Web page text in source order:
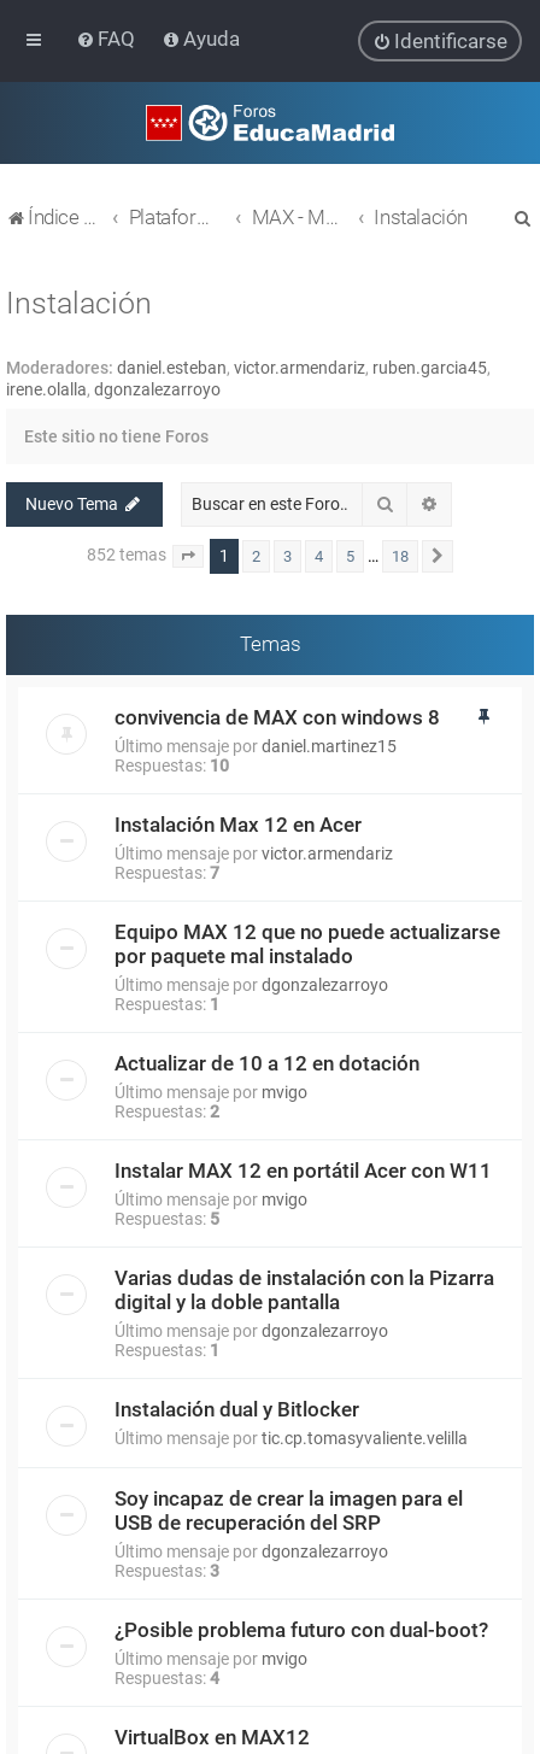
FAQ Ayuda Identificarse
Índice general Plataforma Educativa EducaMadrid MAX - MAdrid_linuX Instalación
Instalación
Moderadores: daniel.esteban, victor.armendariz, ruben.garcia45,
irene.olalla, dgonzalezarroyo
Este sitio no tiene Foros
Nuevo Tema Buscar
852 temas Página 1de 18
1 2 3 4 5 … 18
Temas
convivencia de MAX con windows 8
Último mensaje pordaniel.martinez15
Respuestas: 10
Instalación Max 12 en Acer
Último mensaje porvictor.armendariz
Respuestas:7
Equipo MAX 12 que no puede actualizarse
por paquete mal instalado
Último mensaje pordgonzalezarroyo
Respuestas: 1
Actualizar de 10 a 12 en dotación
Último mensaje por mvigo
Respuestas:2
Instalar MAX 12 en portátil Acer con W11
Último mensaje por mvigo
Respuestas: 5
Varias dudas de instalación con la Pizarra
digital y la doble pantalla
Último mensaje pordgonzalezarroyo
Respuestas: 1
Instalación dual y Bitlocker
Último mensaje portic.cp.tomasyvaliente.velilla
Soy incapaz de crear la imagen para el
USB de recuperación del SRP
Último mensaje pordgonzalezarroyo
Respuestas:3
¿Posible problema futuro con dual-boot?
Último mensaje por mvigo
Respuestas:4
VirtualBox en MAX12